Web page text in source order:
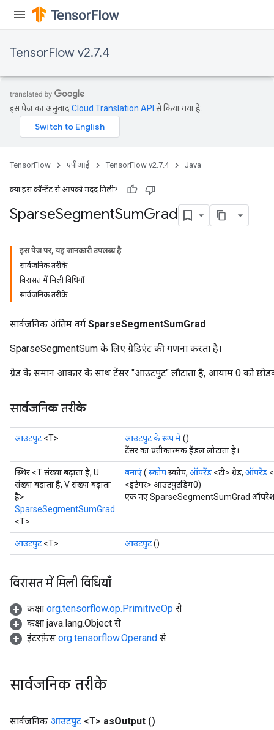
TensorFlow v2.7.4
इस पेज का अनुवादCloud Translation API से किया गया है.
TensorFlow एपीआई TensorFlow v2.7.4 Java
क्या इस कॉन्टेंट से आपको मदद मिली?
SparseSegmentSumGrad
इस पेज पर, यह जानकारी उपलब्ध है
सार्वजनिक तरीके
विरासत में मिली विधियाँ
सार्वजनिक तरीके
सार्वजनिक अंतिम वर्ग SparseSegmentSumGrad
SparseSegmentSum के लिए ग्रेडिएंट की गणना करता है।
ग्रेड के समान आकार के साथ टेंसर "आउटपुट" लौटाता है, आयाम 0 को
सार्वजनिक तरीके
आउटपुट <T> आउटपुट के रूप में()
टेंसर का प्रतीकात्मक हैंडल लौटाता है।
स्थिर <T संख्या बढ़ाता है, U
संख्या बढ़ाता है, V संख्या बढ़ाता
है>
SparseSegmentSumGrad
<T>
बनाएं( स्कोपस्कोप, ऑपरेंड <टी> ग्रेड, ऑपरेंड
<इंटेगर> आउटपुटडिम0)
एक नए SparseSegmentSumGrad
आउटपुट <T> आउटपुट()
विरासत में मिली विधियाँ
कक्षा org.tensorflow.op.PrimitiveOp से
कक्षा java.lang.Object से
इंटरफ़ेस org.tensorflow.Operand से
सार्वजनिक तरीके
सार्वजनिक आउटपुट <T> asOutput ()